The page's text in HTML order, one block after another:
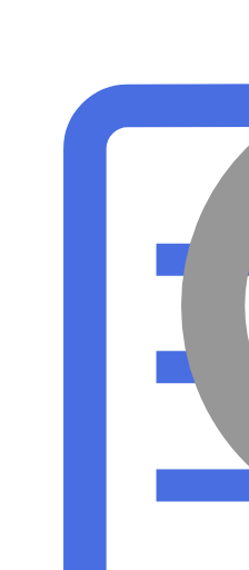
がよいでしょう。
クモウツボ飼育の詳細について
クモウツ
心者に最適！